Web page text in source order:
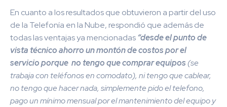
En cuanto a los resultados que obtuvieron a partir del uso
de la Telefonía en la Nube, respondió que además de
todas las ventajas ya mencionadas“desde el punto de
vista técnico ahorro un montón de costos por el
servicio porque no tengo que comprar equipos(se
trabaja con teléfonos en comodato), ni tengo que cablear,
no tengo que hacer nada, simplemente pido el telefono,
pago un mínimo mensual por el mantenimiento del equipo y